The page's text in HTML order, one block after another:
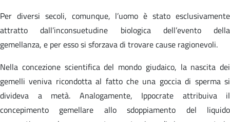
Per diversi secoli, comunque, l’uomo è stato esclusivamente
attratto dall’inconsuetudine biologica dell’evento della
gemellanza, e per esso si sforzava di trovare cause ragionevoli.
Nella concezione scientifica del mondo giudaico, la nascita dei
gemelli veniva ricondotta al fatto che una goccia di sperma si
divideva a metà. Analogamente, Ippocrate attribuiva il
concepimento gemellare allo sdoppiamento del liquido